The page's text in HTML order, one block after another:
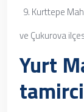
Kurttepe
ve Çukurova
Yurt